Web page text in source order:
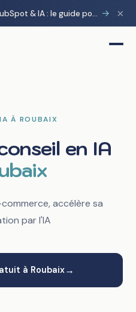
HubSpot & IA : le guide pour gagner 10 heures par semaine → ×
À ROUBAIX
en IA
accélère sa
par l'IA
à Roubaix→